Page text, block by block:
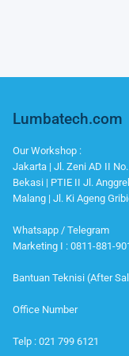
Lumbatech.com
Our Workshop :
Jakarta | Jl. Zeni AD II
Bekasi | PTIE II Jl.
Malang | Jl. Ki Ageng
Whatsapp / Telegram
Marketing I : 0811-881-
Bantuan Teknisi (After
Office Number
Telp : 021 799 6121